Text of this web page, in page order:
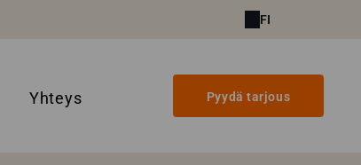
FI
Yhteys Pyydä tarjous